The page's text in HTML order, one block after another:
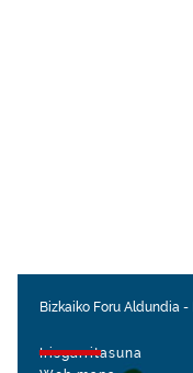
Bizkaiko Foru Aldundia -
Irisgarritasuna